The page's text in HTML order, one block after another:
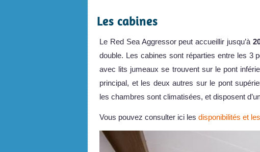
Les cabines
Le Red Sea Aggressor peut accueillir jusqu’à
double. Les cabines sont réparties entre les 3
avec lits jumeaux se trouvent sur le pont
principal, et les deux autres sur le pont
les chambres sont climatisées, et disposent
Vous pouvez consulter ici les disponibilités et